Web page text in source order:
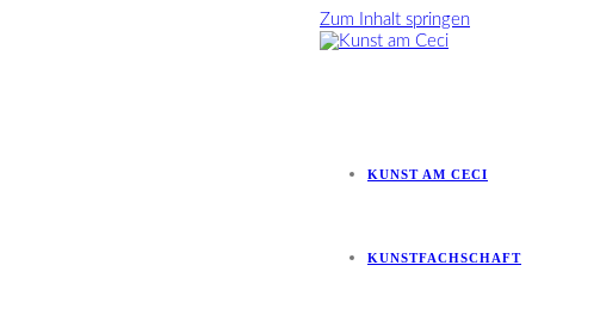
Zum Inhalt springen
KUNST AM CECI
KUNSTFACHSCHAFT